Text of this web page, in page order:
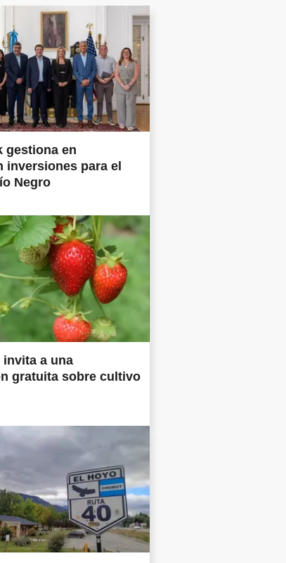
gestiona en
inversiones para el
Negro
invita a una
gratuita sobre cultivo